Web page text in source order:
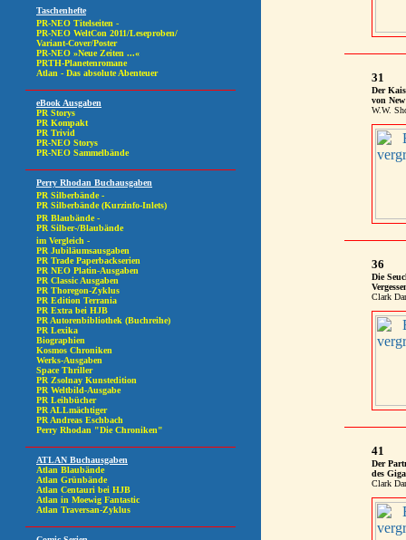
31
Der
von
W.W.
36
Die
Clark
41
Der
des
Clark